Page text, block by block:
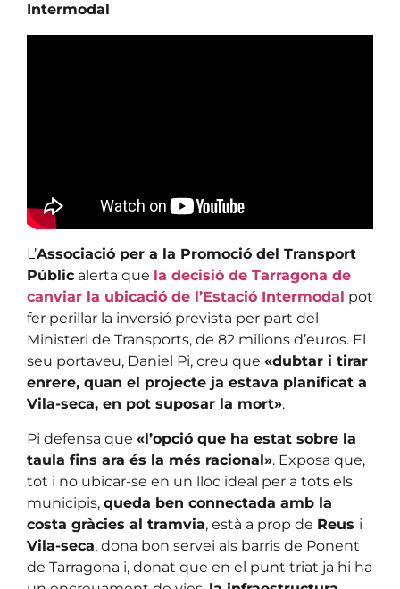
Intermodal
L’Associació per a la Promoció del Transport
Públic alerta que la decisió de Tarragona de
canviar la ubicació de l’Estació Intermodal pot
fer perillar la inversió prevista per part del
Ministeri de Transports, de 82 milions d’euros. El
seu portaveu, Daniel Pi, creu que «dubtar i tirar
enrere, quan el projecte ja estava planificat a
Vila-seca, en pot suposar la mort».
Pi defensa que «l’opció que ha estat sobre la
taula fins ara és la més racional». Exposa que,
tot i no ubicar-se en un lloc ideal per a tots els
municipis, queda ben connectada amb la
costa gràcies al tramvia, està a prop de Reus i
Vila-seca, dona bon servei als barris de Ponent
de Tarragona i, donat que en el punt triat ja hi ha